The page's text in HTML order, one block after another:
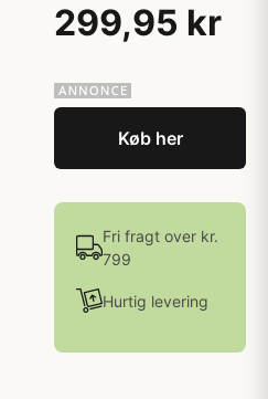
299,95 kr
Køb her
Fri fragt over kr.
799
Hurtig levering